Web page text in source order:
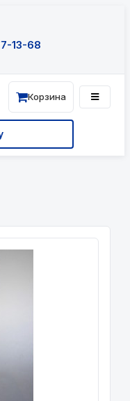
13-68
Корзина